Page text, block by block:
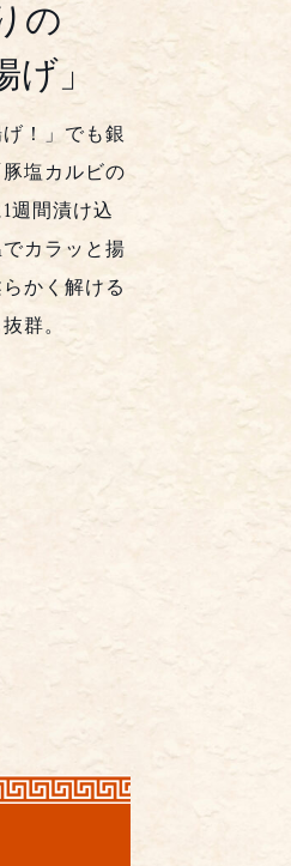
の
げ」
！」でも銀
塩カルビの
週間漬け込
カラッと揚
かく解ける
群。